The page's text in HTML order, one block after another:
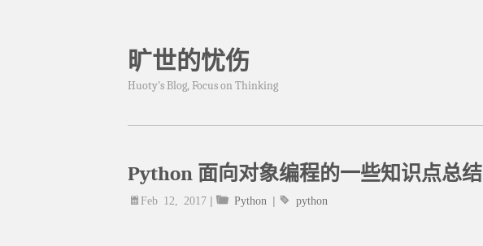
旷世的忧伤
Huoty's Blog, Focus on Thinking
Python 面向对象编程的一些知识点总结
Feb 12, 2017 | Python | python